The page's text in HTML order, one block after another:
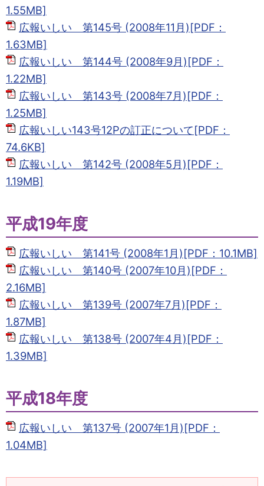
1.55MB]
広報いしい 第145号 (2008年11月)[PDF：
1.63MB]
広報いしい 第144号 (2008年9月)[PDF：
1.22MB]
広報いしい 第143号 (2008年7月)[PDF：
1.25MB]
広報いしい143号12Pの訂正について[PDF：
74.6KB]
広報いしい 第142号 (2008年5月)[PDF：
1.19MB]
平成19年度
広報いしい 第141号 (2008年1月)[PDF：10.1MB]
広報いしい 第140号 (2007年10月)[PDF：
2.16MB]
広報いしい 第139号 (2007年7月)[PDF：
1.87MB]
広報いしい 第138号 (2007年4月)[PDF：
1.39MB]
平成18年度
広報いしい 第137号 (2007年1月)[PDF：
1.04MB]